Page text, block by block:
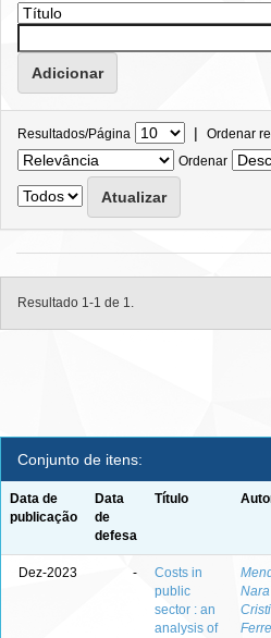
Resultados/Página | Ordenar
Ordenar
Resultado 1-1 de 1.
Conjunto de itens:
Data de
publicação
Data
de
defesa
Título
Dez-2023 -
Costs in
public
sector : an
analysis of
Nara